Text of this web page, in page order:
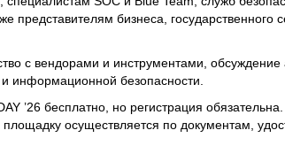
представителям бизнеса,
с вендорами и инструментами, обсуждение
информационной безопасности.
’26 бесплатно, но регистрация
осуществляется по документам,